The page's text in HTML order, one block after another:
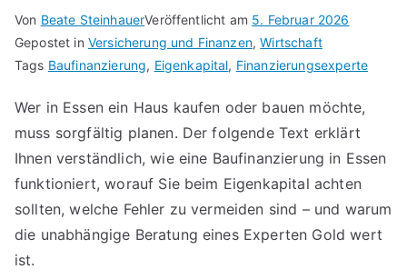
Von Beate SteinhauerVeröffentlicht am 5. Februar 2026
Gepostet in Versicherung und Finanzen,Wirtschaft
Tags Baufinanzierung, Eigenkapital, Finanzierungsexperte
Wer in Essen ein Haus kaufen oder bauen möchte,
muss sorgfältig planen. Der folgende Text erklärt
Ihnen verständlich, wie eine Baufinanzierung in Essen
funktioniert, worauf Sie beim Eigenkapital achten
sollten, welche Fehler zu vermeiden sind – und warum
die unabhängige Beratung eines Experten Gold wert
ist.